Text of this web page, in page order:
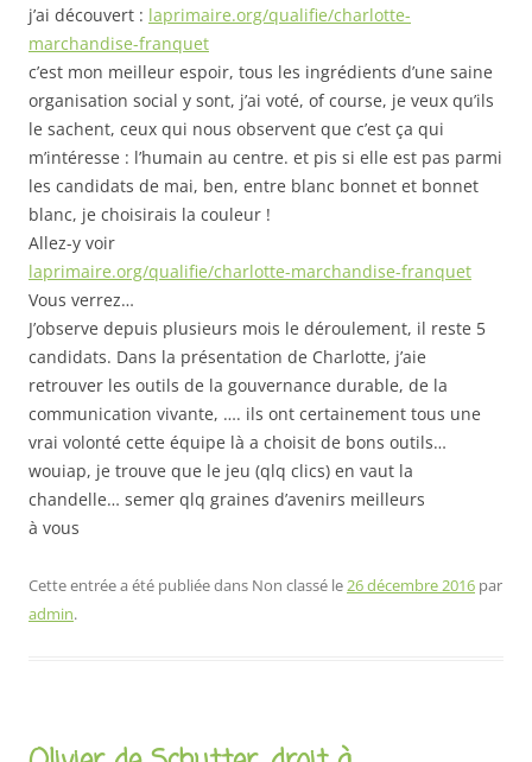
j’ai découvert : laprimaire.org/qualifie/charlotte-
marchandise-franquet
c’est mon meilleur espoir, tous les ingrédients d’une saine
organisation social y sont, j’ai voté, of course, je veux qu’ils
le sachent, ceux qui nous observent que c’est ça qui
m’intéresse : l’humain au centre. et pis si elle est pas parmi
les candidats de mai, ben, entre blanc bonnet et bonnet
blanc, je choisirais la couleur !
Allez-y voir
laprimaire.org/qualifie/charlotte-marchandise-franquet
Vous verrez…
J’observe depuis plusieurs mois le déroulement, il reste 5
candidats. Dans la présentation de Charlotte, j’aie
retrouver les outils de la gouvernance durable, de la
communication vivante, …. ils ont certainement tous une
vrai volonté cette équipe là a choisit de bons outils…
wouiap, je trouve que le jeu (qlq clics) en vaut la
chandelle… semer qlq graines d’avenirs meilleurs
à vous
Cette entrée a été publiée dans Non classé le26 décembre 2016 par
admin.